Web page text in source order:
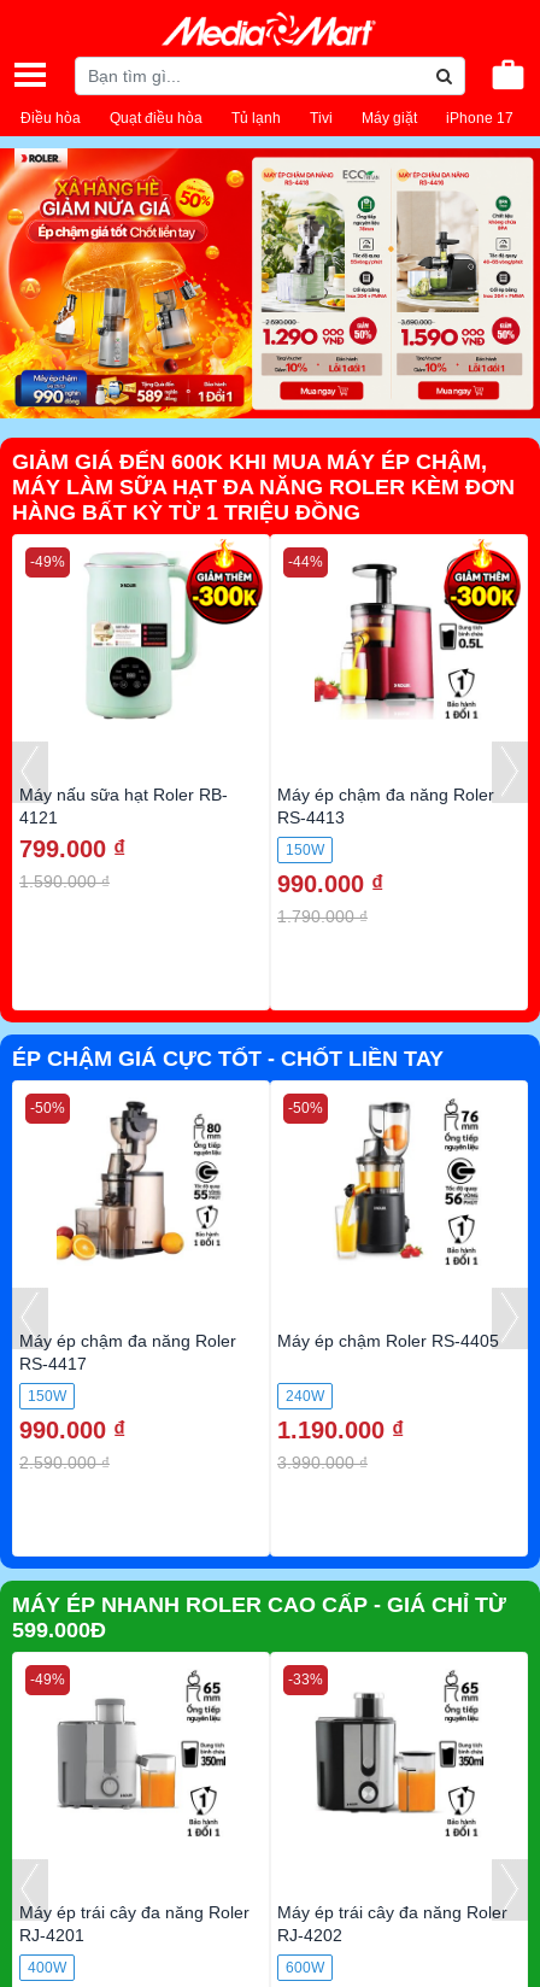
Điều hòa Quạt điều hòa Tủ lạnh Tivi Máy giặt iPhone 17
GIẢM GIÁ ĐẾN 600K KHI MUA MÁY ÉP CHẬM,
MÁY LÀM SỮA HẠT ĐA NĂNG ROLER KÈM ĐƠN
HÀNG BẤT KỲ TỪ 1 TRIỆU ĐỒNG
Máy nấu sữa hạt Roler RB-
4121
799.000 ₫
1.590.000 ₫
-49%
Máy ép chậm đa năng Roler
RS-4413
150W
990.000 ₫
1.790.000 ₫
-44%
ÉP CHẬM GIÁ CỰC TỐT - CHỐT LIỀN TAY
Máy ép chậm đa năng Roler
RS-4417
150W
990.000 ₫
2.590.000 ₫
-50%
Máy ép chậm Roler RS-4405
240W
1.190.000 ₫
3.990.000 ₫
-50%
MÁY ÉP NHANH ROLER CAO CẤP - GIÁ CHỈ TỪ
599.000Đ
Máy ép trái cây đa năng Roler
RJ-4201
400W
-49%
Máy ép trái cây đa năng Roler
RJ-4202
600W
-33%